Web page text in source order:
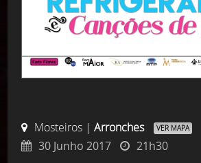
Mosteiros |Arronches VER MAPA
30 Junho 2017 21h30